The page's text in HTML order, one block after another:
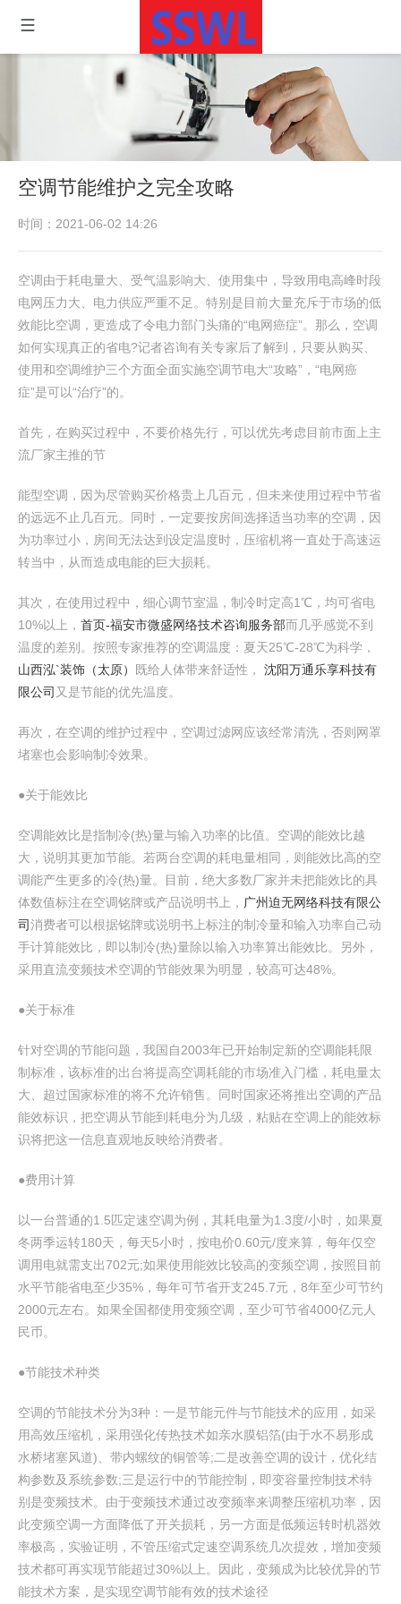
空调节能维护之完全攻略
时间：2021-06-02 14:26
空调由于耗电量大、受气温影响大、使用集中，导致用电高峰时段
电网压力大、电力供应严重不足。特别是目前大量充斥于市场的低
效能比空调，更造成了令电力部门头痛的“电网癌症”。那么，空调
如何实现真正的省电?记者咨询有关专家后了解到，只要从购买、
使用和空调维护三个方面全面实施空调节电大“攻略”，“电网癌
症”是可以“治疗”的。
首先，在购买过程中，不要价格先行，可以优先考虑目前市面上主
流厂家主推的节
能型空调，因为尽管购买价格贵上几百元，但未来使用过程中节省
的远远不止几百元。同时，一定要按房间选择适当功率的空调，因
为功率过小，房间无法达到设定温度时，压缩机将一直处于高速运
转当中，从而造成电能的巨大损耗。
其次，在使用过程中，细心调节室温，制冷时定高1℃，均可省电
10%以上， 首页-福安市微盛网络技术咨询服务部而几乎感觉不到
温度的差别。按照专家推荐的空调温度：夏天25℃-28℃为科学，
山西泓`装饰（太原）
既给人体带来舒适性， 沈阳万通乐享科技有
限公司 又是节能的优先温度。
再次，在空调的维护过程中，空调过滤网应该经常清洗，否则网罩
堵塞也会影响制冷效果。
●关于能效比
空调能效比是指制冷(热)量与输入功率的比值。空调的能效比越
大，说明其更加节能。若两台空调的耗电量相同，则能效比高的空
调能产生更多的冷(热)量。目前，绝大多数厂家并未把能效比的具
体数值标注在空调铭牌或产品说明书上， 广州迫无网络科技有限公
司消费者可以根据铭牌或说明书上标注的制冷量和输入功率自己动
手计算能效比，即以制冷(热)量除以输入功率算出能效比。另外，
采用直流变频技术空调的节能效果为明显，较高可达48%。
●关于标准
针对空调的节能问题，我国自2003年已开始制定新的空调能耗限
制标准，该标准的出台将提高空调耗能的市场准入门槛，耗电量太
大、超过国家标准的将不允许销售。同时国家还将推出空调的产品
能效标识，把空调从节能到耗电分为几级，粘贴在空调上的能效标
识将把这一信息直观地反映给消费者。
●费用计算
以一台普通的1.5匹定速空调为例，其耗电量为1.3度/小时，如果夏
冬两季运转180天，每天5小时，按电价0.60元/度来算，每年仅空
调用电就需支出702元;如果使用能效比较高的变频空调，按照目前
水平节能省电至少35%，每年可节省开支245.7元，8年至少可节约
2000元左右。如果全国都使用变频空调，至少可节省4000亿元人
民币。
●节能技术种类
空调的节能技术分为3种：一是节能元件与节能技术的应用，如采
用高效压缩机，采用强化传热技术如亲水膜铝箔(由于水不易形成
水桥堵塞风道)、带内螺纹的铜管等;二是改善空调的设计，优化结
构参数及系统参数;三是运行中的节能控制，即变容量控制技术特
别是变频技术。由于变频技术通过改变频率来调整压缩机功率，因
此变频空调一方面降低了开关损耗，另一方面是低频运转时机器效
率极高，实验证明，不管压缩式定速空调系统几次提效，增加变频
技术都可再实现节能超过30%以上。因此，变频成为比较优异的节
能技术方案，是实现空调节能有效的技术途径